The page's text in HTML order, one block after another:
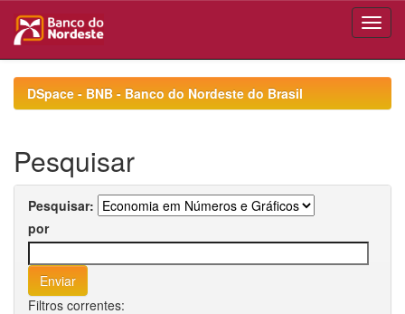
navigationDSpace - BNB - Banco do Nordeste do Brasil
Pesquisar
Pesquisar:
por
Filtros correntes: